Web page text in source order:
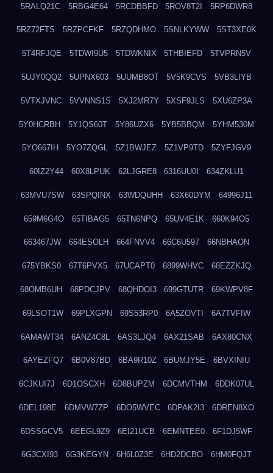
5RALQ21C 5RBG4E64 5RCDBBFD 5ROV8T2I 5RP6DWR8
5RZ72FTS 5RZPCFKF 5RZQDHMO 5SNLKYWW 5ST3XE0K
5T4RFJQE 5TDWI9U5 5TDWKNIX 5THBIEFD 5TVPRN5V
5UJY0QQ2 5UPNX603 5UUMB8OT 5V5K9CVS 5VB3LIYB
5VTXJVNC 5VVNNS1S 5XJ2MR7Y 5XSF9JLS 5XU6ZP3A
5Y0HCRBH 5Y1QS60T 5Y86UZX6 5YB5BBQM 5YHM530M
5YO667IH 5YO7ZQGL 5Z1BWJEZ 5Z1VP9TD 5ZYFJGV9
60IZ2Y44 60X8LPUK 62LJGRE8 6316UU0I 634ZKLU1
63MVU7SW 63SPQINX 63WDQUHH 63X60DYM 64996J11
659M6G4O 65TIBAG5 65TN6NPQ 65UV4E1K 660K94O5
663467JW 664ESOLH 664FNVV4 66C6U597 66NBHAON
675YBKS0 67T6PVX5 67UCAPT0 6899WHVC 68EZZKJQ
68OMB6UH 68PDCJPV 68QHDOI3 699GTUTR 69KWPV8F
69LSOT1W 69PLXGPN 69S53RP0 6A5ZOVTI 6A7TVFIW
6AMAWT34 6ANZ4C8L 6AS3LJQ4 6AX21SAB 6AX80CNX
6AYEZFQ7 6B0V87BD 6BA9R10Z 6BUMJY5E 6BVXINIU
6CJKUI7J 6D1OSCXH 6D8BUPZM 6DCMVTHM 6DDK07UL
6DEL198E 6DMVW7ZP 6DO5WVEC 6DPAK2I3 6DREN8XO
6DSSGCV5 6EEGL9Z9 6EI21UCB 6EMNTEE0 6F1DJ5WF
6G3CXI93 6G3KEGYN 6H6L0Z3E 6HD2DCBO 6HM0FQJT